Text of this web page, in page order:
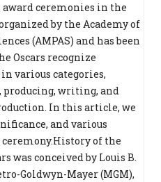
ceremonies in the
by the Academy of
(AMPAS) and has been
Oscars recognize
various categories,
writing, and
In this article, we
and various
ceremony.History of the
was conceived by Louis B.
Goldwyn-Mayer (MGM),